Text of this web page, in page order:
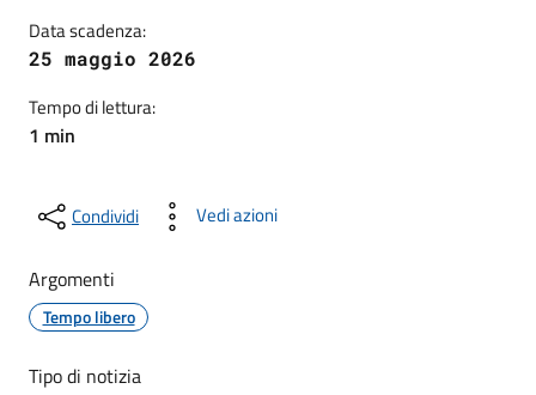
Data scadenza:
25 maggio 2026
Tempo di lettura:
1 min
Condividi Vedi azioni
Argomenti
Tempo libero
Tipo di notizia